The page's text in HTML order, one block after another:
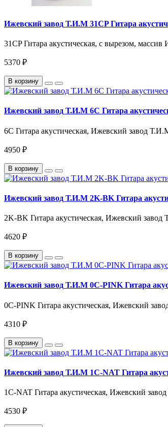
Ижевский завод Т.И.М 31CP Гитара
31CP Гитара акустическая, с вырезом,
5370 ₽
В корзину
Ижевский завод Т.И.М 6C Гитара
6C Гитара акустическая, Ижевский завод
4950 ₽
В корзину
Ижевский завод Т.И.М 2K-BK Гитара
2K-BK Гитара акустическая, Ижевский
4620 ₽
В корзину
Ижевский завод Т.И.М 0C-PINK Гитара
0C-PINK Гитара акустическая, Ижевский
4310 ₽
В корзину
Ижевский завод Т.И.М 1C-NAT Гитара
1C-NAT Гитара акустическая, Ижевский
4530 ₽